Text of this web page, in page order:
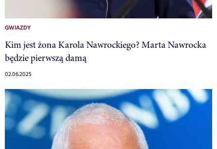
GWIAZDY
Kim jest żona Karola Nawrockiego? Marta Nawrocka
będzie pierwszą damą
02.06.2025